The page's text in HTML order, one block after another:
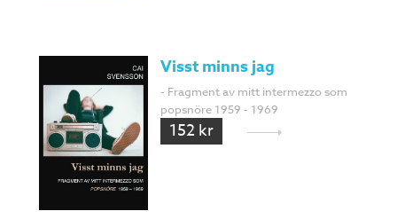
Visst minns jag
- Fragment av mitt intermezzo som
popsnöre 1959 - 1969
152 kr